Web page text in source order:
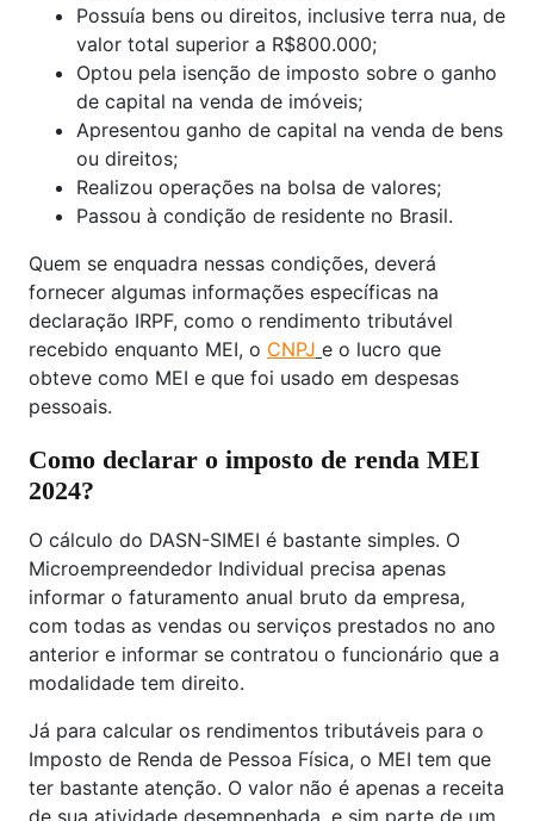
Possuía bens ou direitos, inclusive terra nua, de
valor total superior a R$800.000;
Optou pela isenção de imposto sobre o ganho
de capital na venda de imóveis;
Apresentou ganho de capital na venda de bens
ou direitos;
Realizou operações na bolsa de valores;
Passou à condição de residente no Brasil.
Quem se enquadra nessas condições, deverá
fornecer algumas informações específicas na
declaração IRPF, como o rendimento tributável
recebido enquanto MEI, o CNPJ e o lucro que
obteve como MEI e que foi usado em despesas
pessoais.
Como declarar o imposto de renda MEI
2024?
O cálculo do DASN-SIMEI é bastante simples. O
Microempreendedor Individual precisa apenas
informar o faturamento anual bruto da empresa,
com todas as vendas ou serviços prestados no ano
anterior e informar se contratou o funcionário que a
modalidade tem direito.
Já para calcular os rendimentos tributáveis para o
Imposto de Renda de Pessoa Física, o MEI tem que
ter bastante atenção. O valor não é apenas a receita
de sua atividade desempenhada, e sim parte de um